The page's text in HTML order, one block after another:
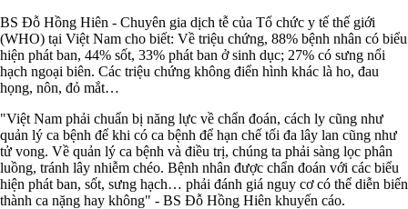
BS Đỗ Hồng Hiên - Chuyên gia dịch tễ của Tổ chức y tế thế giới
(WHO) tại Việt Nam cho biết: Về triệu chứng, 88% bệnh nhân có biểu
hiện phát ban, 44% sốt, 33% phát ban ở sinh dục; 27% có sưng nổi
hạch ngoại biên. Các triệu chứng không điển hình khác là ho, đau
họng, nôn, đỏ mắt…
"Việt Nam phải chuẩn bị năng lực về chẩn đoán, cách ly cũng như
quản lý ca bệnh để khi có ca bệnh để hạn chế tối đa lây lan cũng như
tử vong. Về quản lý ca bệnh và điều trị, chúng ta phải sàng lọc phân
luồng, tránh lây nhiễm chéo. Bệnh nhân được chẩn đoán với các biểu
hiện phát ban, sốt, sưng hạch… phải đánh giá nguy cơ có thể diễn biến
thành ca nặng hay không" - BS Đỗ Hồng Hiên khuyến cáo.